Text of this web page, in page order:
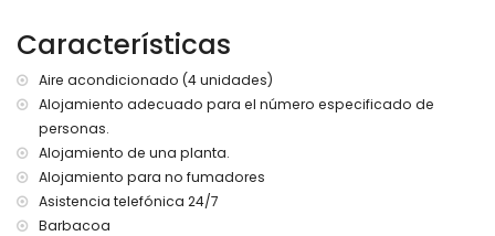
zona de estar exterior y zona de comedor exterior
2 plazas de aparcamiento privadas
Más información
pueblo más cercano: Xàbia (a menos de 5 kilómetros de
la casa)
orilla o ribera más cercana: Mediterráneo (a menos de 5
kilómetros de la casa)
playa más cercana: El Moraig, Xàbia (a menos de 5
Características
Aire acondicionado (4 unidades)
Alojamiento adecuado para el número especificado de
personas.
Alojamiento de una planta.
Alojamiento para no fumadores
Asistencia telefónica 24/7
Barbacoa